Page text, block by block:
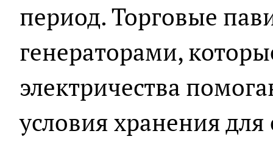
период. Торговые
генераторами,
электричества
условия хранения